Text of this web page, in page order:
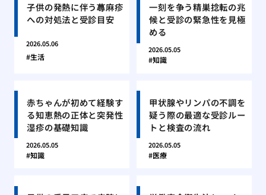
子供の発熱に伴う蕁麻疹
への対処法と受診目安
2026.05.06
生活
一刻を争う精巣捻転の兆
候と受診の緊急性を見極
める
2026.05.05
知識
赤ちゃんが初めて経験す
る知恵熱の正体と突発性
湿疹の基礎知識
2026.05.05
知識
甲状腺やリンパの不調を
疑う際の最適な受診ルー
トと検査の流れ
2026.05.05
医療